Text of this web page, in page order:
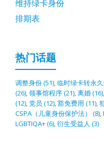
维持绿卡身份
排期表
热门话题
调整身份(51),临时绿卡转永
(26),领事馆程序(21),离婚(16),
(12), 党员 (12),豁免费用 (11),
CSPA（儿童身份保护法）
(8),
LGBTIQA+(6),衍生受益人 (3)